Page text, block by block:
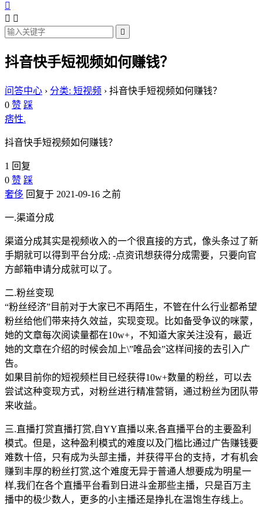

 

抖音快手短视频如何赚钱？
问答中心 › 分类: 短视频 › 抖音快手短视频如何赚钱？
0 赞 踩
痞性.
抖音快手短视频如何赚钱？
1 回复
0 赞 踩
奢侈 回复于 2021-09-16 之前
一.渠道分成
渠道分成其实是视频收入的一个很直接的方式，像头条过了新
手期就可以得到平台分成; -点资讯想获得分成需要，只要向官
方邮箱申请分成就可以了。
二.粉丝变现
“粉丝经济”目前对于大家已不再陌生，不管在什么行业都希望
粉丝给他们带来持久效益，实现变现。比如备受争议的咪蒙，
她的文章每次阅读量都在10w+，不知道大家关注没有，最近
她的文章在介绍的时候会加上\”唯品会”这样间接的去引入广
告。
如果目前你的短视频栏目已经获得10w+数量的粉丝，可以去
尝试这种变现方式，对粉丝进行精准营销，通过粉丝为团队带
来收益。
三.直播打赏直播打赏,自YY直播以来,各直播平台的主要盈利
模式。但是，这种盈利模式的难度以及门槛比通过广告赚钱要
难数十倍，只有成为头部主播，并获得平台的支持，才有机会
赚到丰厚的粉丝打赏,这个难度无异于普通人想要成为明星一
样,我们在各个直播平台看到日进斗金那些主播，只是百万主
播中的极少数人，更多的小主播还是挣扎在温饱生存线上。